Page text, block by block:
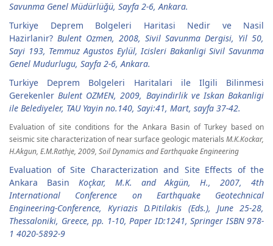
Savunma Genel Müdürlüğü, Sayfa 2-6, Ankara.
Turkiye Deprem Bolgeleri Haritasi Nedir ve Nasil
Hazirlanir? Bulent Ozmen, 2008, Sivil Savunma Dergisi, Yil 50,
Sayi 193, Temmuz Agustos Eylül, Icisleri Bakanligi Sivil Savunma
Genel Mudurlugu, Sayfa 2-6, Ankara.
Turkiye Deprem Bolgeleri Haritalari ile Ilgili Bilinmesi
GerekenlerBulent OZMEN, 2009, Bayindirlik ve Iskan Bakanligi
ile Belediyeler, TAU Yayin no.140, Sayi:41, Mart, sayfa 37-42.
Evaluation of site conditions for the Ankara Basin of Turkey based on
seismic site characterization of near surface geologic materials M.K.Kockar,
H.Akgun, E.M.Rathje, 2009, Soil Dynamics and Earthquake Engineering
Evaluation of Site Characterization and Site Effects of the
Ankara Basin Koçkar, M.K. and Akgün, H., 2007, 4th
International Conference on Earthquake Geotechnical
Engineering-Conference, Kyriazis D.Pitilakis (Eds.), June 25-28,
Thessaloniki, Greece, pp. 1-10, Paper ID:1241, Springer ISBN 978-
1 4020-5892-9